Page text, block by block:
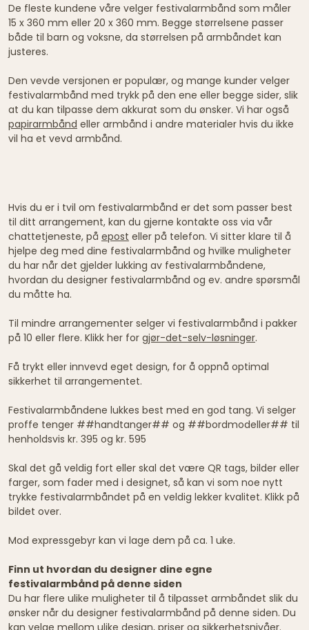
De fleste kundene våre velger festivalarmbånd som måler
15 x 360 mm eller 20 x 360 mm. Begge størrelsene passer
både til barn og voksne, da størrelsen på armbåndet kan
justeres.
Den vevde versjonen er populær, og mange kunder velger
festivalarmbånd med trykk på den ene eller begge sider, slik
at du kan tilpasse dem akkurat som du ønsker. Vi har også
papirarmbånd eller armbånd i andre materialer hvis du ikke
vil ha et vevd armbånd.
Hvis du er i tvil om festivalarmbånd er det som passer best
til ditt arrangement, kan du gjerne kontakte oss via vår
chattetjeneste, på epost eller på telefon. Vi sitter klare til å
hjelpe deg med dine festivalarmbånd og hvilke muligheter
du har når det gjelder lukking av festivalarmbåndene,
hvordan du designer festivalarmbånd og ev. andre spørsmål
du måtte ha.
Til mindre arrangementer selger vi festivalarmbånd i pakker
på 10 eller flere. Klikk her for gjør-det-selv-løsninger.
Få trykt eller innvevd eget design, for å oppnå optimal
sikkerhet til arrangementet.
Festivalarmbåndene lukkes best med en god tang. Vi selger
proffe tenger ##handtanger## og ##bordmodeller## til
henholdsvis kr. 395 og kr. 595
Skal det gå veldig fort eller skal det være QR tags, bilder eller
farger, som fader med i designet, så kan vi som noe nytt
trykke festivalarmbåndet på en veldig lekker kvalitet. Klikk på
bildet over.
Mod expressgebyr kan vi lage dem på ca. 1 uke.
Finn ut hvordan du designer dine egne
festivalarmbånd på denne siden
Du har flere ulike muligheter til å tilpasset armbåndet slik du
ønsker når du designer festivalarmbånd på denne siden. Du
kan velge mellom ulike design, priser og sikkerhetsnivåer.